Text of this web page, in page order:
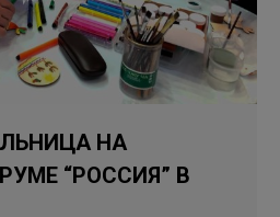
НА
“РОССИЯ” В